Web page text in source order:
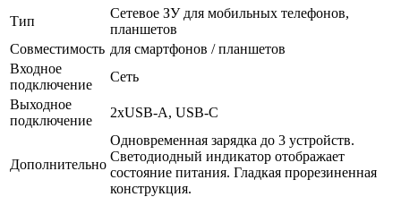
Тип
Сетевое ЗУ для мобильных телефонов,
планшетов
Совместимость для смартфонов / планшетов
Входное
подключение
Сеть
Выходное
подключение
2хUSB-A, USB-C
Дополнительно
Одновременная зарядка до 3 устройств.
Светодиодный индикатор отображает
состояние питания. Гладкая прорезиненная
конструкция.